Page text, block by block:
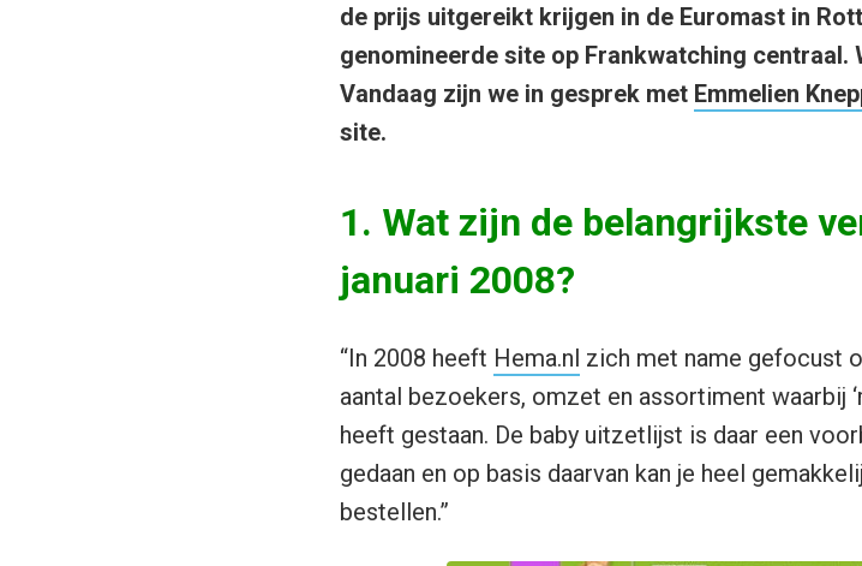
de prijs uitgereikt krijgen in de Euromast in
genomineerde site op Frankwatching centraal.
Vandaag zijn we in gesprek met Emmelien
site.
1. Wat zijn de belangrijkste
januari 2008?
“In 2008 heeft Hema.nl zich met name gefocust
aantal bezoekers, omzet en assortiment waarbij
heeft gestaan. De baby uitzetlijst is daar een
gedaan en op basis daarvan kan je heel
bestellen.”